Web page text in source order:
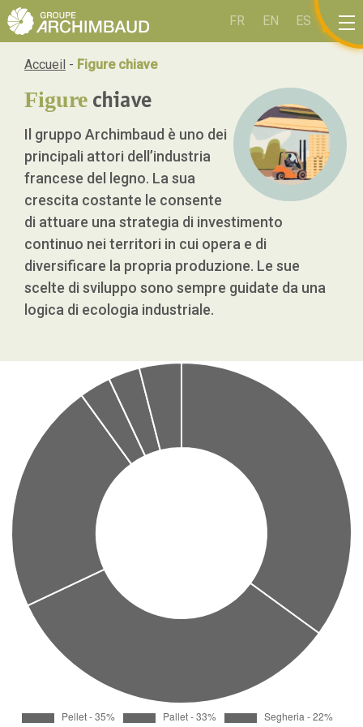
FR EN ES IT
Accueil - Figure chiave
Figure chiave
Il gruppo Archimbaud è uno dei
principali attori dell’industria
francese del legno. La sua
crescita costante le consente
di attuare una strategia di investimento
continuo nei territori in cui opera e di
diversificare la propria produzione. Le sue
scelte di sviluppo sono sempre guidate da una
logica di ecologia industriale.
Pannello di gestione dei cookies